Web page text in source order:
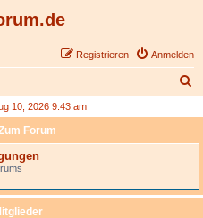
Anmelden
Registrieren
h
10, 2026 9:43 am
Forum